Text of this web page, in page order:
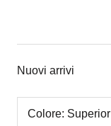
Nuovi arrivi
Colore: